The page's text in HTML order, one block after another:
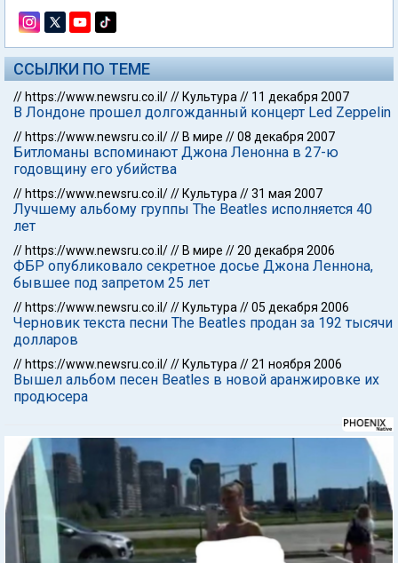
ССЫЛКИ ПО ТЕМЕ
// https://www.newsru.co.il/// Культура // 11 декабря 2007
В Лондоне прошел долгожданный концерт Led Zeppelin
// https://www.newsru.co.il/// В мире //08 декабря 2007
Битломаны вспоминают Джона Ленонна в 27-ю
годовщину его убийства
// https://www.newsru.co.il/// Культура //31 мая 2007
Лучшему альбому группы The Beatles исполняется 40
лет
// https://www.newsru.co.il/// В мире //20 декабря 2006
ФБР опубликовало секретное досье Джона Леннона,
бывшее под запретом 25 лет
// https://www.newsru.co.il/// Культура //05 декабря 2006
Черновик текста песни The Beatles продан за 192 тысячи
долларов
// https://www.newsru.co.il/// Культура //21 ноября 2006
Вышел альбом песен Beatles в новой аранжировке их
продюсера